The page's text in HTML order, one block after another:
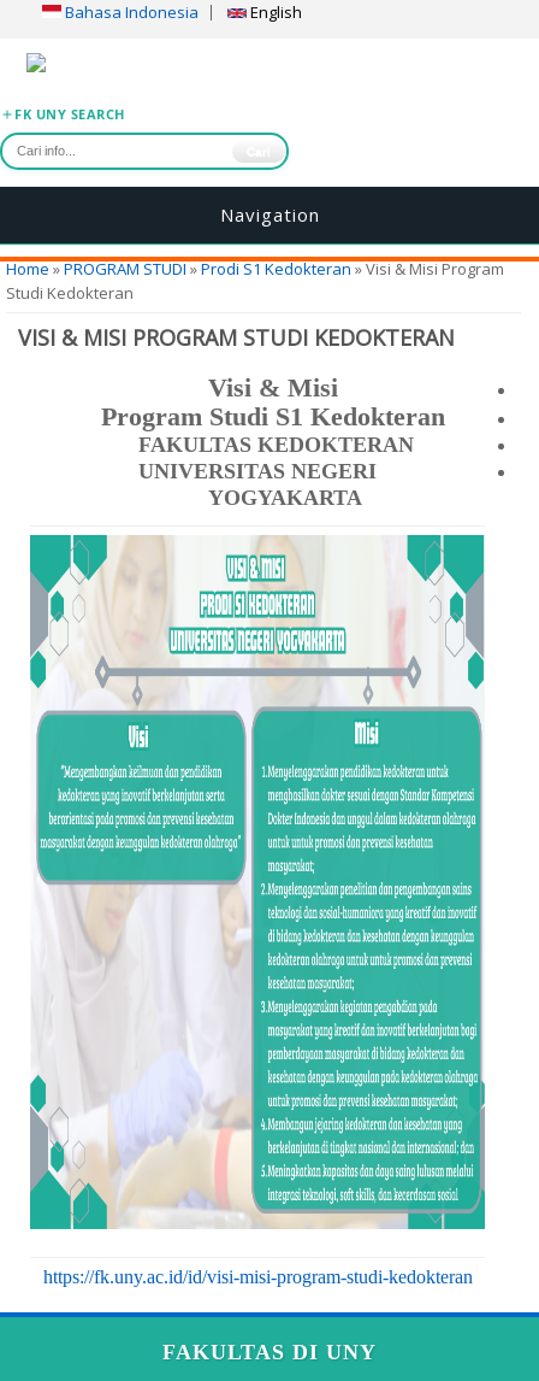
Bahasa Indonesia English
FK UNY SEARCH
Navigation
You are here
Home»PROGRAM STUDI»Prodi S1 Kedokteran» Visi & Misi Program
Studi Kedokteran
VISI & MISI PROGRAM STUDI KEDOKTERAN
Visi & Misi
Program Studi S1 Kedokteran
FAKULTAS KEDOKTERAN
UNIVERSITAS NEGERI
YOGYAKARTA
https://fk.uny.ac.id/id/visi-misi-program-studi-kedokteran
FAKULTAS DI UNY